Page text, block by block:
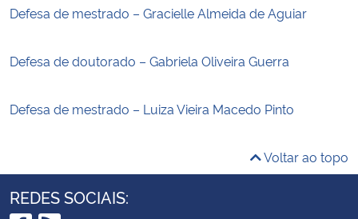
Defesa de mestrado – Gracielle Almeida de Aguiar
Defesa de doutorado – Gabriela Oliveira Guerra
Defesa de mestrado – Luiza Vieira Macedo Pinto
Voltar ao topo
REDES SOCIAIS: